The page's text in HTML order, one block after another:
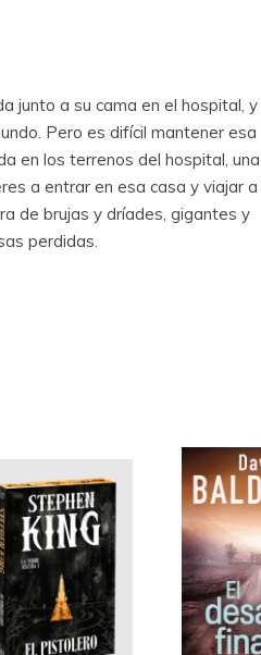
junto a su cama en el hospital,
Pero es difícil mantener esa
en los terrenos del hospital, una
a entrar en esa casa y viajar a
de brujas y dríades, gigantes y
perdidas.